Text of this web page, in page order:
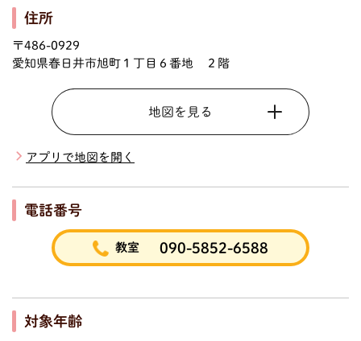
住所
〒486-0929
愛知県春日井市旭町１丁目６番地 ２階
地図を見る
アプリで地図を開く
電話番号
教室 090-5852-6588
対象年齢